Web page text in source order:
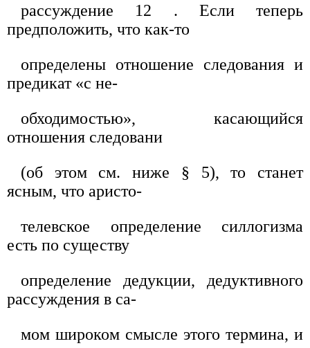
рассуждение 12 . Если теперь
предположить, что как-то
определены отношение следования и
предикат «с не-
обходимостью», касающийся
отношения следовани
(об этом см. ниже § 5), то станет
ясным, что аристо-
телевское определение силлогизма
есть по существу
определение дедукции, дедуктивного
рассуждения в са-
мом широком смысле этого термина, и